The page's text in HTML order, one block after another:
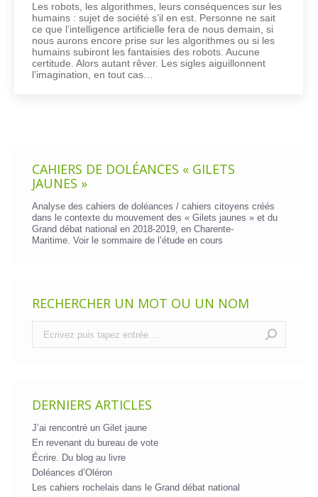
Les robots, les algorithmes, leurs conséquences sur les
humains : sujet de société s’il en est. Personne ne sait
ce que l’intelligence artificielle fera de nous demain, si
nous aurons encore prise sur les algorithmes ou si les
humains subiront les fantaisies des robots. Aucune
certitude. Alors autant rêver. Les sigles aiguillonnent
l’imagination, en tout cas…
CAHIERS DE DOLÉANCES « GILETS
JAUNES »
Analyse des cahiers de doléances / cahiers citoyens créés
dans le contexte du mouvement des « Gilets jaunes » et du
Grand débat national en 2018-2019, en Charente-
Maritime. Voir le sommaire de l’étude en cours
RECHERCHER UN MOT OU UN NOM
DERNIERS ARTICLES
J’ai rencontré un Gilet jaune
En revenant du bureau de vote
Écrire. Du blog au livre
Doléances d’Oléron
Les cahiers rochelais dans le Grand débat national